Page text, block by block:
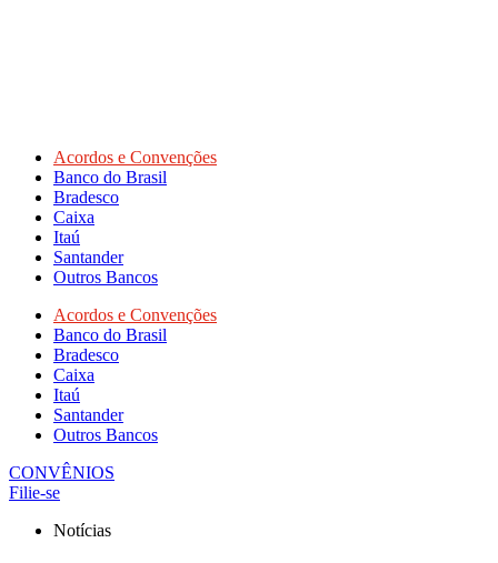
Acordos e Convenções
Banco do Brasil
Bradesco
Caixa
Itaú
Santander
Outros Bancos
Acordos e Convenções
Banco do Brasil
Bradesco
Caixa
Itaú
Santander
Outros Bancos
CONVÊNIOS
Filie-se
Notícias